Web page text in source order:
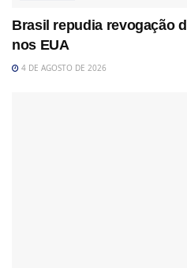
Brasil repudia revogação
nos EUA
4 DE AGOSTO DE 2026